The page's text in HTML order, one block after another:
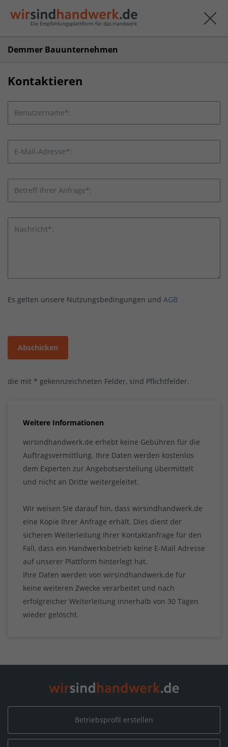
Demmer Bauunternehmen
Kontaktieren
Benutzername*:
E-Mail-Adresse*:
Betreff Ihrer Anfrage*:
Nachricht*:
Es gelten unsere Nutzungsbedingungen und AGB
Abschicken
die mit * gekennzeichneten Felder, sind Pflichtfelder.
Weitere Informationen
wirsindhandwerk.de erhebt keine Gebühren für die
Auftragsvermittlung. Ihre Daten werden kostenlos
dem Experten zur Angebotserstellung übermittelt
und nicht an Dritte weitergeleitet.
Wir weisen Sie darauf hin, dass wirsindhandwerk.de
eine Kopie Ihrer Anfrage erhält. Dies dient der
sicheren Weiterleitung Ihrer Kontaktanfrage für den
Fall, dass ein Handwerksbetrieb keine E-Mail Adresse
auf unserer Plattform hinterlegt hat.
Ihre Daten werden von wirsindhandwerk.de für
keine weiteren Zwecke verarbeitet und nach
erfolgreicher Weiterleitung innerhalb von 30 Tagen
wieder gelöscht.
Betriebsprofil erstellen